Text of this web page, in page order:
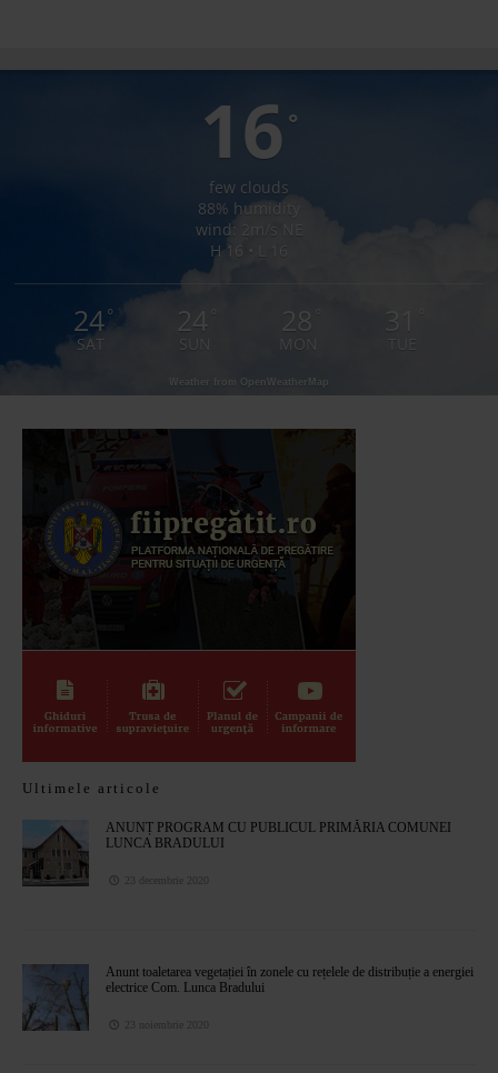
16 °
few clouds
88% humidity
wind: 2m/s NE
H 16 • L 16
24°
SAT
24 °
SUN
28 °
MON
31
TUE
Weather from OpenWeatherMap
Ultimele articole
ANUNȚ PROGRAM CU PUBLICUL PRIMĂRIA COMUNEI
LUNCA BRADULUI
Anunt toaletarea vegetației în zonele cu rețelele de distribuție a energiei
electrice Com. Lunca Bradului